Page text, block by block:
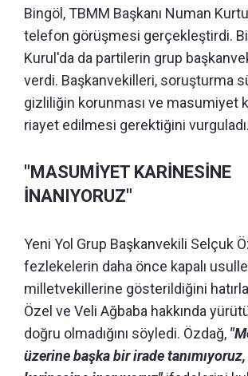
Bingöl, TBMM Başkanı Numan
telefon görüşmesi gerçekleştirdi.
Kurul'da da partilerin grup
verdi. Başkanvekilleri, soruşturma
gizliliğin korunması ve masumiyet
riayet edilmesi gerektiğini vurguladı.
"MASUMİYET KARİNESİNE
İNANIYORUZ"
Yeni Yol Grup Başkanvekili Selçuk
fezlekelerin daha önce kapalı
milletvekillerine gösterildiğini
Özel ve Veli Ağbaba hakkında
doğru olmadığını söyledi. Özdağ,
üzerine başka bir irade